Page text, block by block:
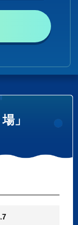
」